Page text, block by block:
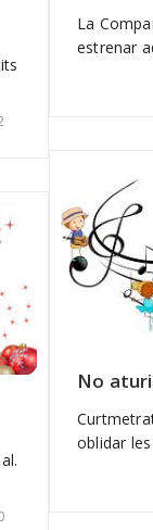
La
estrenar
No
oblidar